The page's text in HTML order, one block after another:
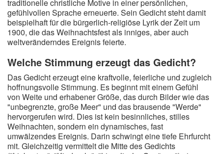
traditionelle christliche Motive in einer persönlichen,
gefühlvollen Sprache erneuerte. Sein Gedicht steht damit
beispielhaft für die bürgerlich-religiöse Lyrik der Zeit um
1900, die das Weihnachtsfest als inniges, aber auch
weltveränderndes Ereignis feierte.
Welche Stimmung erzeugt das Gedicht?
Das Gedicht erzeugt eine kraftvolle, feierliche und zugleich
hoffnungsvolle Stimmung. Es beginnt mit einem Gefühl
von Weite und erhabener Größe, das durch Bilder wie das
"unbegrenzte, große Meer" und das brausende "Werde"
hervorgerufen wird. Dies ist kein besinnliches, stilles
Weihnachten, sondern ein dynamisches, fast
umwälzendes Ereignis. Darin schwingt eine tiefe Ehrfurcht
mit. Gleichzeitig vermittelt die Mitte des Gedichts